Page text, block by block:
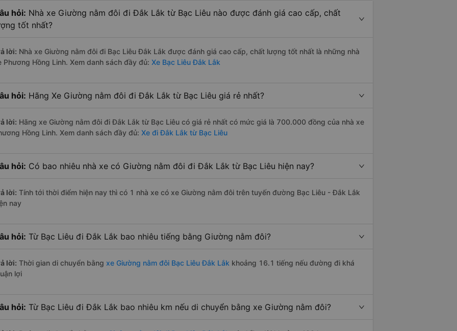
hỏi: Nhà xe Giường nằm đôi đi Đắk Lắk từ Bạc Liêu nào được đánh giá cao cấp, chất
tốt nhất?
lời: Nhà xe Giường nằm đôi đi Bạc Liêu Đắk Lắk được đánh giá cao cấp, chất lượng tốt nhất là những nhà
Phương Hồng Linh. Xem danh sách đầy đủ: Xe Bạc Liêu Đắk Lắk
hỏi: Hãng Xe Giường nằm đôi đi Đắk Lắk từ Bạc Liêu giá rẻ nhất?
lời: Hãng xe Giường nằm đôi đi Đắk Lắk từ Bạc Liêu có giá rẻ nhất có mức giá là 700.000 đồng của nhà xe
Hồng Linh. Xem danh sách đầy đủ: Xe đi Đắk Lắk từ Bạc Liêu
hỏi: Có bao nhiêu nhà xe có Giường nằm đôi đi Đắk Lắk từ Bạc Liêu hiện nay?
lời: Tính tới thời điểm hiện nay thì có 1 nhà xe có xe Giường nằm đôi trên tuyến đường Bạc Liêu - Đắk Lắk
nay
hỏi: Từ Bạc Liêu đi Đắk Lắk bao nhiêu tiếng bằng Giường nằm đôi?
lời: Thời gian di chuyển bằng xe Giường nằm đôi Bạc Liêu Đắk Lắk khoảng 16.1 tiếng nếu đường đi khá
lợi
hỏi: Từ Bạc Liêu đi Đắk Lắk bao nhiêu km nếu di chuyển bằng xe Giường nằm đôi?